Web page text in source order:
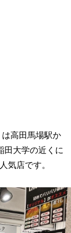
高田馬場駅か
田大学の近くに
気店です。